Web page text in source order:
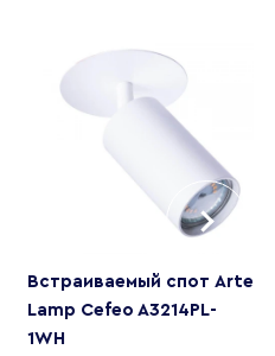
Встраиваемый спот Arte
Lamp Cefeo A3214PL-
1WH